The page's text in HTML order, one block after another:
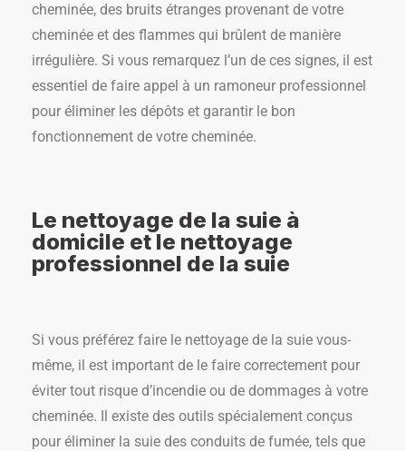
cheminée, des bruits étranges provenant de votre
cheminée et des flammes qui brûlent de manière
irrégulière. Si vous remarquez l’un de ces signes, il est
essentiel de faire appel à un ramoneur professionnel
pour éliminer les dépôts et garantir le bon
fonctionnement de votre cheminée.
Le nettoyage de la suie à
domicile et le nettoyage
professionnel de la suie
Si vous préférez faire le nettoyage de la suie vous-
même, il est important de le faire correctement pour
éviter tout risque d’incendie ou de dommages à votre
cheminée. Il existe des outils spécialement conçus
pour éliminer la suie des conduits de fumée, tels que